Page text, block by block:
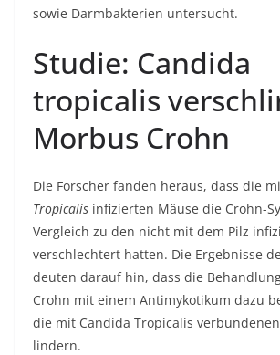
sowie Darmbakterien untersucht.
Studie: Candida
tropicalis
Morbus Crohn
Die Forscher fanden heraus, dass die
Tropicalis infizierten Mäuse die Crohn-
Vergleich zu den nicht mit dem Pilz
verschlechtert hatten. Die Ergebnisse
deuten darauf hin, dass die
Crohn mit einem Antimykotikum dazu
die mit Candida Tropicalis
lindern.